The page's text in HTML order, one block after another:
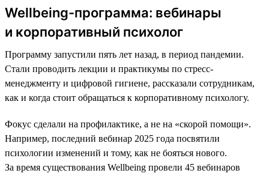
Wellbeing-программа: вебинары
и корпоративный психолог
Программу запустили пять лет назад, в период пандемии.
Стали проводить лекции и практикумы по стресс-
менеджменту и цифровой гигиене, рассказали сотрудникам,
как и когда стоит обращаться к корпоративному психологу.
Фокус сделали на профилактике, а не на «скорой помощи».
Например, последний вебинар 2025 года посвятили
психологии изменений и тому, как не бояться нового.
За время существования Wellbeing провели 45 вебинаров